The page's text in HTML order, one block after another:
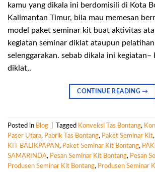
kamu yang dikala ini berdomisili di Kota
Kalimantan Timur, bila mau memesan
model paket seminar kit buat aktivitas
kegiatan seminar diklat ataupun
selenggarakan. sebab dikala ini kegiatan–
diklat,.
CONTINUE READING→
Posted in Blog Tagged Konveksi Tas Bontang,
Paser Utara, Pabrik Tas Bontang, Paket Seminar Kit,
KIT BALIKPAPAN, Paket Seminar Kit Bontang,
SAMARINDA, Pesan Seminar Kit Bontang, Pesan
Produsen Seminar Kit Bontang, Produsen Seminar